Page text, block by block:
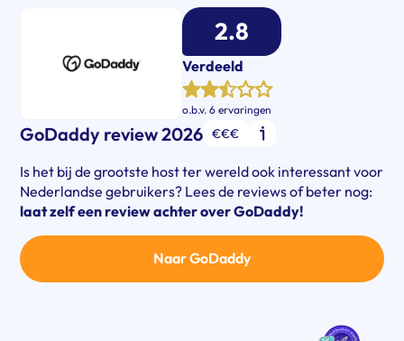
GoDaddy review 2026 €€€
Is het bij de grootste host ter wereld ook interessant voor
Nederlandse gebruikers? Lees de reviews of beter nog:
laat zelf een review achter over GoDaddy!
Verdeeld
o.b.v. 6 ervaringen
2.8
Naar GoDaddy